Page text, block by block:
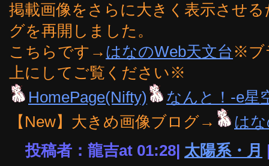
掲載画像をさらに大きく表示させ
グを再開しました。
こちらです→ はなのWeb天文台 ※ブ
上にしてご覧ください※
HomePage(Nifty)
なんと！-e星
【New】大きめ画像ブログ→
は
投稿者：龍吉at 01:28| 太陽系・月